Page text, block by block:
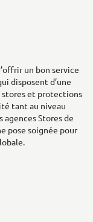
un bon service
disposent d’une
stores et protections
tant au niveau
agences Stores de
pose soignée pour